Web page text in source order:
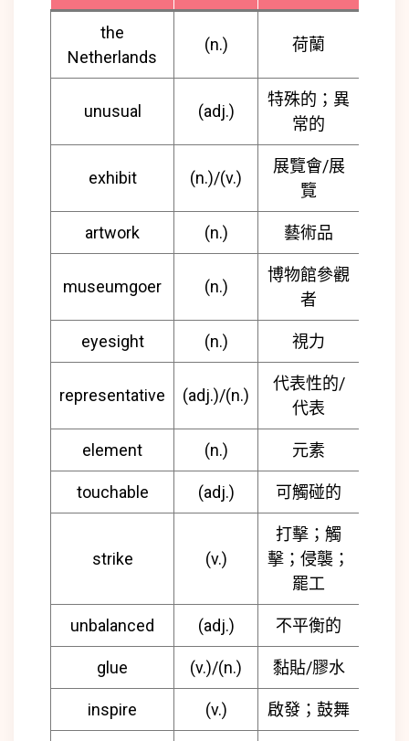
the
Netherlands
(n.) 荷蘭
unusual (adj.)
特殊的；異
常的
exhibit (n.)/(v.)
展覽會/展
覽
artwork (n.) 藝術品
museumgoer (n.)
博物館參觀
者
eyesight (n.) 視力
representative (adj.)/(n.)
代表性的/
代表
element (n.) 元素
touchable (adj.) 可觸碰的
strike (v.)
打擊；觸
擊；侵襲；
罷工
unbalanced (adj.) 不平衡的
glue (v.)/(n.) 黏貼/膠水
inspire (v.) 啟發；鼓舞